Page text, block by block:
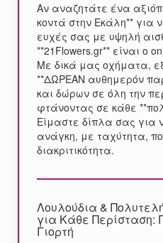
Αν αναζητάτε ένα
κοντά στην Εκάλη** για
ευχές σας με υψηλή
**21Flowers.gr** είναι ο
Με δικά μας οχήματα,
**ΔΩΡΕΑΝ αυθημερόν
και δώρων σε όλη την
φτάνοντας σε κάθε
Είμαστε δίπλα σας για
ανάγκη, με ταχύτητα,
διακριτικότητα.
Λουλούδια &
για Κάθε Περίσταση:
Γιορτή